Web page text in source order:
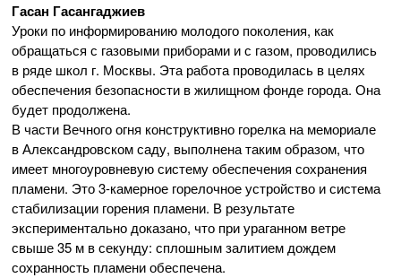
Гасан Гасангаджиев
Уроки по информированию молодого поколения, как
обращаться с газовыми приборами и с газом, проводились
в ряде школ г. Москвы. Эта работа проводилась в целях
обеспечения безопасности в жилищном фонде города. Она
будет продолжена.
В части Вечного огня конструктивно горелка на мемориале
в Александровском саду, выполнена таким образом, что
имеет многоуровневую систему обеспечения сохранения
пламени. Это3-камерное горелочное устройство и система
стабилизации горения пламени. В результате
экспериментально доказано, что при ураганном ветре
свыше 35 м в секунду: сплошным залитием дождем
сохранность пламени обеспечена.